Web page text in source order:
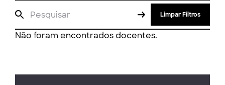
Limpar Filtros
Não foram encontrados docentes.